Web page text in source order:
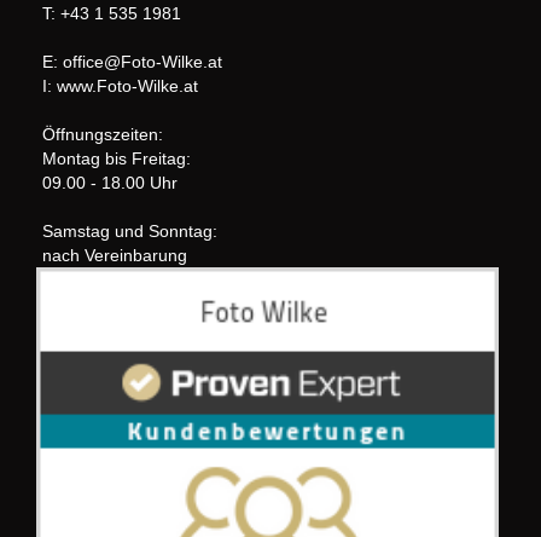
T: +43 1 535 1981
E: office@Foto-Wilke.at
I: www.Foto-Wilke.at
Öffnungszeiten:
Montag bis Freitag:
09.00 - 18.00 Uhr
Samstag und Sonntag:
nach Vereinbarung